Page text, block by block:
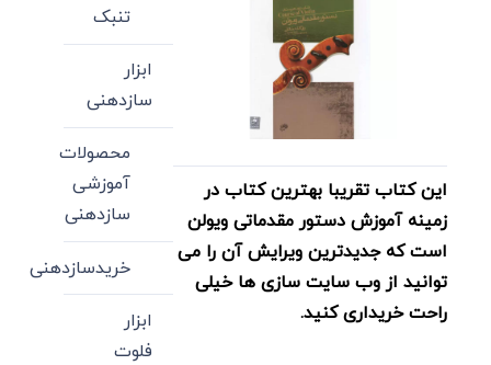
این کتاب تقریبا بهترین کتاب در
زمینه آموزش دستور مقدماتی ویولن
است که جدیدترین ویرایش آن را می
توانید از وب سایت سازی ها خیلی
راحت خریداری کنید.
تنبک
ابزار
سازدهنی
محصولات
آموزشی
سازدهنی
خریدسازدهنی
ابزار
فلوت